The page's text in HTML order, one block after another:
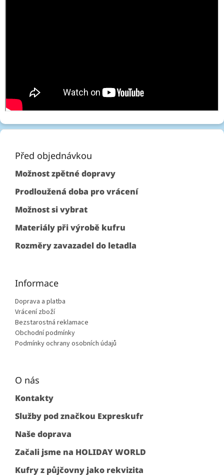
Z
Před objednávkou
Možnost zpětné dopravy
Prodloužená doba pro vrácení
Možnost si vybrat
Materiály při výrobě kufru
Rozměry zavazadel do letadla
Informace
Doprava a platba
Vrácení zboží
Bezstarostná reklamace
Obchodní podmínky
Podmínky ochrany osobních údajů
O nás
Kontakty
Služby pod značkou Expreskufr
Naše doprava
Začali jsme na HOLIDAY WORLD
Kufry z půjčovny jako rekvizita